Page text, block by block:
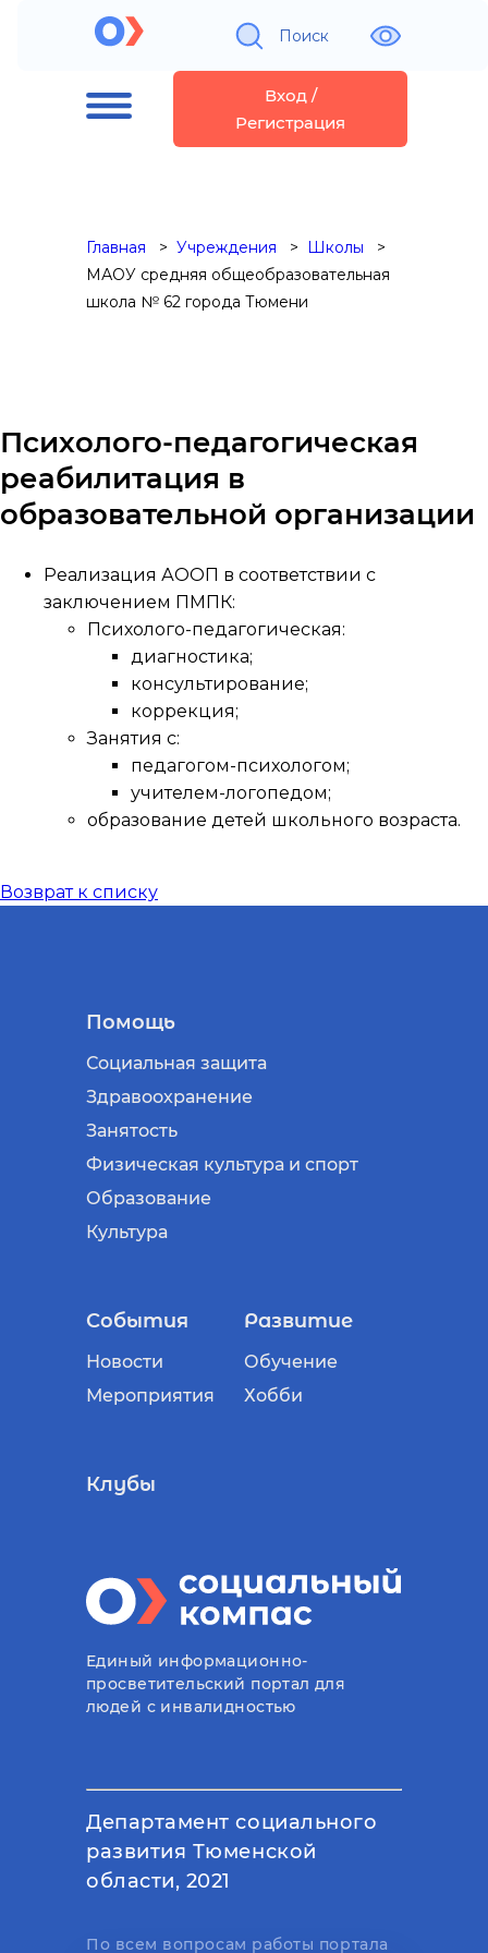
Поиск
Вход /
Регистрация
Главная Учреждения
Школы
МАОУ средняя общеобразовательная
школа № 62 города Тюмени
Психолого-педагогическая
реабилитация в
образовательной организации
Реализация АООП в соответствии с
заключением ПМПК:
Психолого-педагогическая:
диагностика;
консультирование;
коррекция;
Занятия с:
педагогом-психологом;
учителем-логопедом;
образование детей школьного возраста.
Возврат к списку
Помощь
Социальная защита
Здравоохранение
Занятость
Физическая культура и спорт
Образование
Культура
События
Новости
Мероприятия
Развитие
Обучение
Хобби
Клубы
Единый информационно-
просветительский портал для
людей с инвалидностью
Департамент социального
развития Тюменской
области, 2021
По всем вопросам работы портала